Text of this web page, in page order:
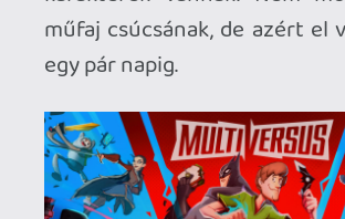
többjátékosban van lokális mód, de a
lényeg persze az online. A játék cross-
PS/X/PC is.